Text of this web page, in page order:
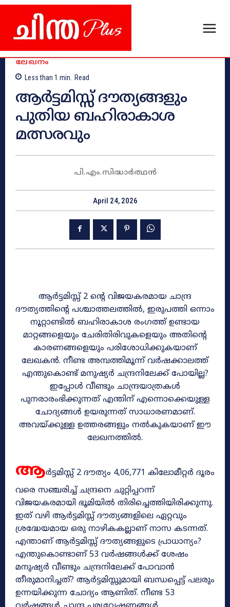
ലേഖനം
Less than 1 min. Read
ആർട്ടമിസ്സ് ദൗത്യങ്ങളും
പുതിയ ബഹിരാകാശ
മത്സരവും
പി.എം.സിദ്ധാർത്ഥൻ
April 24, 2026
ആർട്ടമിസ്സ് 2 ന്റെ വിജയകരമായ ചാന്ദ്ര
ദൗത്യത്തിന്റെ പശ്ചാത്തലത്തിൽ, ഇരുപത്തി ഒന്നാം
നൂറ്റാണ്ടിൽ ബഹിരാകാശ രംഗത്ത് ഉണ്ടായ
മാറ്റങ്ങളെയും ചേരിതിരിവുകളെയും അതിന്റെ
കാരണങ്ങളെയും പരിശോധിക്കുകയാണ്
ലേഖകൻ. നീണ്ട അമ്പത്തിമൂന്ന് വർഷക്കാലത്ത്
എന്തുകൊണ്ട് മനുഷ്യർ ചന്ദ്രനിലേക്ക് പോയില്ല?
ഇപ്പോൾ വീണ്ടും ചാന്ദ്രയാത്രകൾ
പുനരാരംഭിക്കുന്നത് എന്തിന് എന്നൊക്കെയുള്ള
ചോദ്യങ്ങൾ ഉയരുന്നത് സാധാരണമാണ്.
അവയ്ക്കുള്ള ഉത്തരങ്ങളും നൽകുകയാണ് ഈ
ലേഖനത്തിൽ.
ആർട്ടമിസ്സ് 2 ദൗത്യം 4,06,771 കിലോമീറ്റർ ദൂരം
വരെ സഞ്ചരിച്ച് ചന്ദ്രനെ ചുറ്റിപ്പറന്ന്
വിജയകരമായി ഭൂമിയിൽ തിരിച്ചെത്തിയിരിക്കുന്നു.
ഇത് വഴി ആർട്ടമിസ്സ് ദൗത്യങ്ങളിലെ ഏറ്റവും
ശ്രദ്ധേയമായ ഒരു നാഴികകല്ലാണ് നാസ കടന്നത്.
എന്താണ് ആർട്ടമിസ്സ് ദൗത്യങ്ങളുടെ പ്രാധാന്യം?
എന്തുകൊണ്ടാണ് 53 വർഷങ്ങൾക്ക് ശേഷം
മനുഷ്യർ വീണ്ടും ചന്ദ്രനിലേക്ക് പോവാൻ
തീരുമാനിച്ചത്? ആർട്ടമിസ്സുമായി ബന്ധപ്പെട്ട് പലരും
ഉന്നയിക്കുന്ന ചോദ്യം ആണിത്. നീണ്ട 53